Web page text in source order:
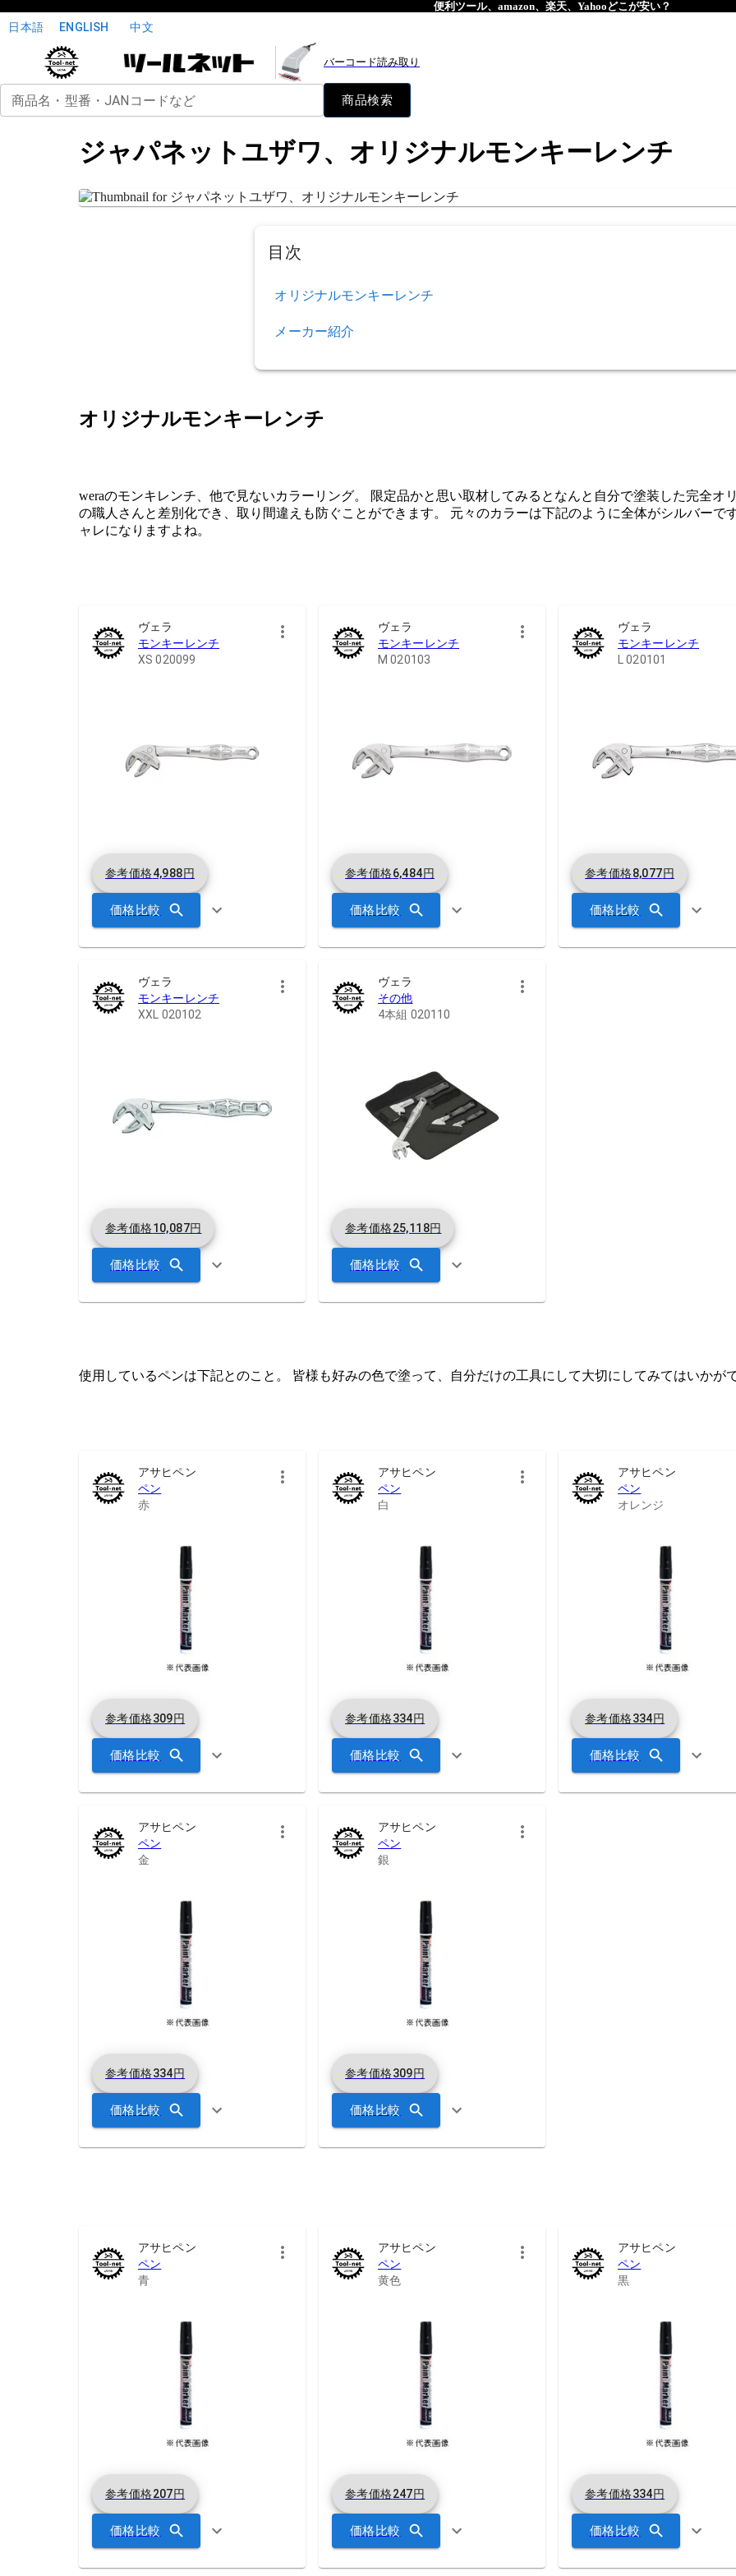
便利ツール、amazon、楽天、Yahooどこが安い？
日本語 ENGLISH 中文
バーコード読み取り
商品名・型番・JANコードなど 商品検索
ジャパネットユザワ、オリジナルモンキーレンチ
目次
オリジナルモンキーレンチ
メーカー紹介
オリジナルモンキーレンチ
weraのモンキレンチ、他で見ないカラーリング。 限定品かと思い取材してみるとなんと自分で塗装した完全オ
の職人さんと差別化でき、取り間違えも防ぐことができます。 元々のカラーは下記のように全体がシルバーで
ャレになりますよね。
ヴェラ
モンキーレンチ
XS 020099
参考価格4,988円
価格比較
ヴェラ
モンキーレンチ
M 020103
参考価格6,484円
価格比較
ヴェラ
モンキーレンチ
L 020101
参考価格8,077円
価格比較
ヴェラ
モンキーレンチ
XXL 020102
参考価格10,087円
価格比較
ヴェラ
その他
4本組 020110
参考価格25,118円
価格比較
使用しているペンは下記とのこと。 皆様も好みの色で塗って、自分だけの工具にして大切にしてみてはいかが
アサヒペン
ペン
赤
参考価格309円
価格比較
アサヒペン
ペン
白
参考価格334円
価格比較
アサヒペン
ペン
オレンジ
参考価格334円
価格比較
アサヒペン
ペン
金
参考価格334円
価格比較
アサヒペン
ペン
銀
参考価格309円
価格比較
アサヒペン
ペン
青
参考価格207円
価格比較
アサヒペン
ペン
黄色
参考価格247円
価格比較
アサヒペン
ペン
黒
参考価格334円
価格比較